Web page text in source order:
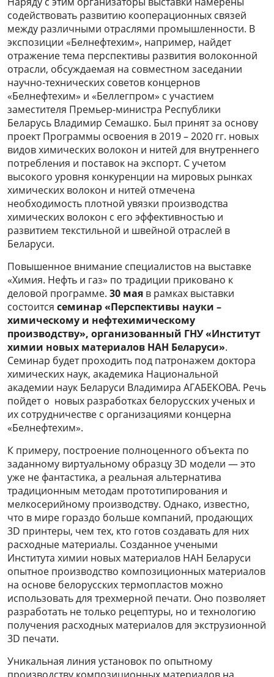
содействовать развитию кооперационных связей
между различными отраслями промышленности. В
экспозиции «Белнефтехим», например, найдет
отражение тема перспективы развития волоконной
отрасли, обсуждаемая на совместном заседании
научно-технических советов концернов
«Белнефтехим» и «Беллегпром» с участием
заместителя Премьер-министра Республики
Беларусь Владимир Семашко. Был принят за основу
проект Программы освоения в 2019 – 2020 гг. новых
видов химических волокон и нитей для внутреннего
потребления и поставок на экспорт. С учетом
высокого уровня конкуренции на мировых рынках
химических волокон и нитей отмечена
необходимость плотной увязки производства
химических волокон с его эффективностью и
развитием текстильной и швейной отраслей в
Беларуси.
Повышенное внимание специалистов на выставке
«Химия. Нефть и газ» по традиции приковано к
деловой программе. 30 мая в рамках выставки
состоится семинар «Перспективы науки –
химическому и нефтехимическому
производству», организованный ГНУ «Институт
химии новых материалов НАН Беларуси».
Семинар будет проходить под патронажем доктора
химических наук, академика Национальной
академии наук Беларуси Владимира АГАБЕКОВА. Речь
пойдет о новых разработках белорусских ученых и
их сотрудничестве с организациями концерна
«Белнефтехим».
К примеру, построение полноценного объекта по
заданному виртуальному образцу 3D модели — это
уже не фантастика, а реальная альтернатива
традиционным методам прототипирования и
мелкосерийному производству. Однако, известно,
что в мире гораздо больше компаний, продающих
3D принтеры, чем тех, кто готов создавать для них
расходные материалы. Созданное учеными
Института химии новых материалов НАН Беларуси
опытное производство композиционных материалов
на основе белорусских термопластов можно
использовать для трехмерной печати. Оно позволяет
разработать не только рецептуры, но и технологию
получения расходных материалов для экструзионной
3D печати.
Уникальная линия установок по опытному